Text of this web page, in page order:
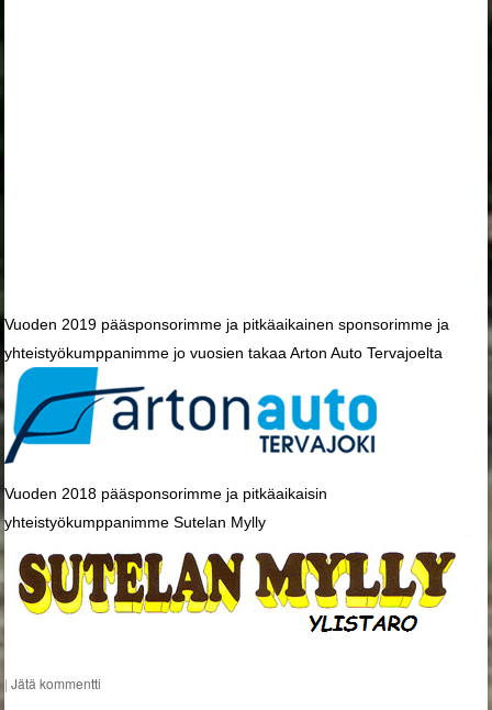
Vuoden 2019 pääsponsorimme ja pitkäaikainen sponsorimme ja
yhteistyökumppanimme jo vuosien takaa Arton Auto Tervajoelta
Vuoden 2018 pääsponsorimme ja pitkäaikaisin
yhteistyökumppanimme Sutelan Mylly
|Jätä kommentti